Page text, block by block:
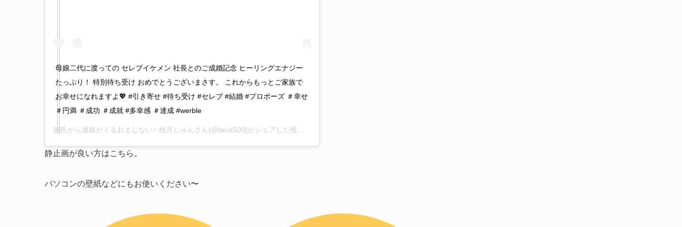
母娘二代に渡っての セレブイケメン 社長とのご成婚記念 ヒーリングエナジー
たっぷり！ 特別待ち受け おめでとうございまさす。 これからもっとご家族で
お幸せになれますよ💖 #引き寄せ #待ち受け #セレブ #結婚 #プロポーズ ＃幸せ
＃円満 ＃成功 ＃成就 #多幸感 ＃達成 #werble
彼氏から連絡がくるおまじない✨桃月じゅんさん(@tarot500)がシェアした投稿 –
静止画が良い方はこちら。
パソコンの壁紙などにもお使いください〜